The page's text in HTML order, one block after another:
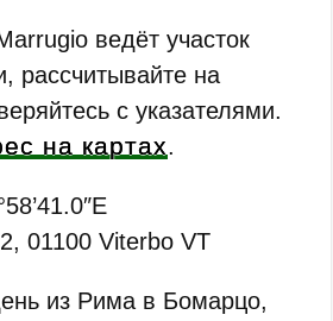
ведёт участок
рассчитывайте на
с указателями.
на картах.
01100 Viterbo VT